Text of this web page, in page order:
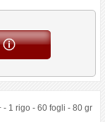
- 1 rigo - 60 fogli - 80 gr